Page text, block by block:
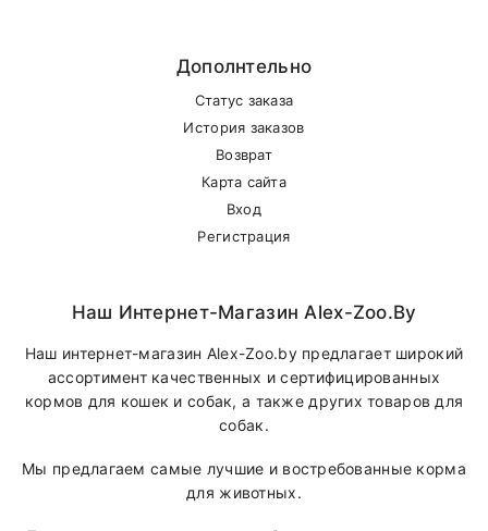
Дополнтельно
Статус заказа
История заказов
Возврат
Карта сайта
Вход
Регистрация
Наш Интернет-Магазин Alex-Zoo.by
Наш интернет-магазин Alex-Zoo.by предлагает широкий
ассортимент качественных и сертифицированных
кормов для кошек и собак, а также других товаров для
собак.
Мы предлагаем самые лучшие и востребованные корма
для животных.